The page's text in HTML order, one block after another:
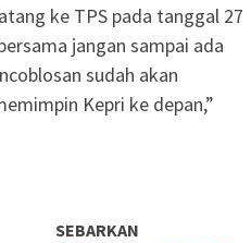
ke TPS pada tanggal 27
jangan sampai ada
sudah akan
Kepri ke depan,”
SEBARKAN